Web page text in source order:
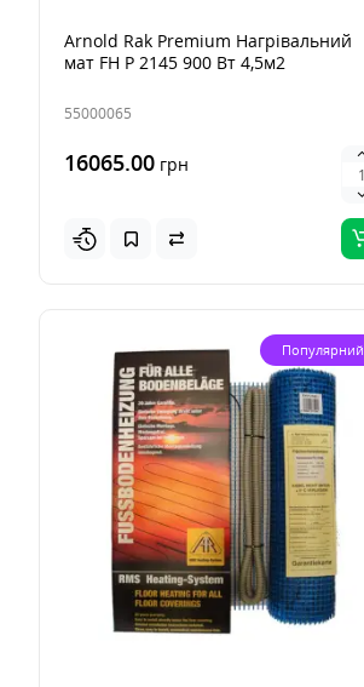
Arnold Rak Premium Нагрівальний
мат FH Р 2145 900 Вт 4,5м2
55000065
16065.00 грн
Популярний